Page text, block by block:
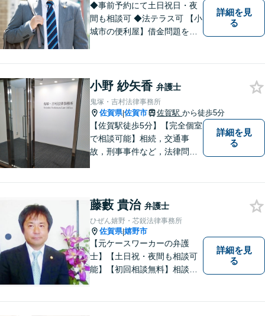
◆事前予約にて土日祝日・夜
間も相談可 ◆法テラス可 【小
城市の便利屋】借金問題を中
詳細を見
る
小野 紗矢香 弁護士
鬼塚・吉村法律事務所
佐賀県|佐賀市 佐賀駅 から徒歩5分
【佐賀駅徒歩5分】【完全個室
で相談可能】相続，交通事
故，刑事事件など，法律問題
お持ち帰りいただけるよう，
全力を尽くします。
詳細を見
る
藤藪 貴治 弁護士
ひぜん嬉野・芯鋭法律事務所
佐賀県|嬉野市
【元ケースワーカーの弁護
士】【土日祝・夜間も相談可
能】【初回相談無料】相談者
詳細を見
る